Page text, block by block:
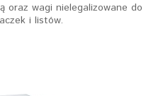
oraz wagi nielegalizowane do
i listów.